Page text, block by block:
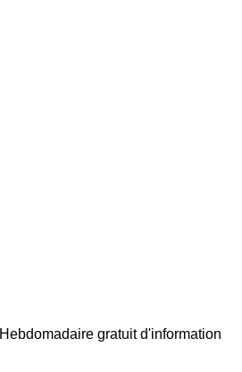
Hebdomadaire gratuit d'information